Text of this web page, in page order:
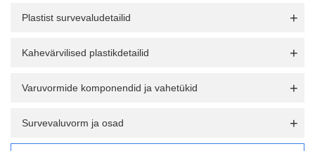
Plastist survevaludetailid
Kahevärvilised plastikdetailid
Varuvormide komponendid ja vahetükid
Survevaluvorm ja osad